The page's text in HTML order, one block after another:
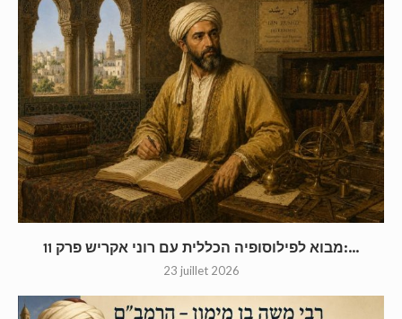
מבוא לפילוסופיה הכללית עם רוני אקריש פרק 11:...
23 juillet 2026